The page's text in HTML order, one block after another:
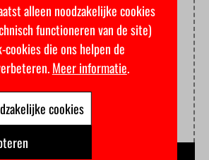
alleen noodzakelijke cookies
functioneren van de site)
die ons helpen de
Meer informatie.
cookies